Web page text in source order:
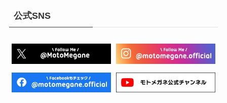
公式SNS